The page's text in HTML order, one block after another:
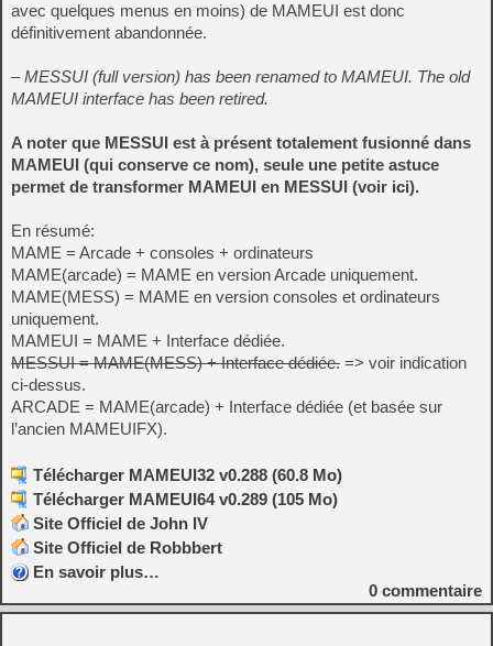
avec quelques menus en moins) de MAMEUI est donc
définitivement abandonnée.
– MESSUI (full version) has been renamed to MAMEUI. The old
MAMEUI interface has been retired.
A noter que MESSUI est à présent totalement fusionné dans
MAMEUI (qui conserve ce nom), seule une petite astuce
permet de transformer MAMEUI en MESSUI (voir ici).
En résumé:
MAME = Arcade + consoles + ordinateurs
MAME(arcade) = MAME en version Arcade uniquement.
MAME(MESS) = MAME en version consoles et ordinateurs
uniquement.
MAMEUI = MAME + Interface dédiée.
MESSUI = MAME(MESS) + Interface dédiée. => voir indication
ci-dessus.
ARCADE = MAME(arcade) + Interface dédiée (et basée sur
l’ancien MAMEUIFX).
Télécharger MAMEUI32 v0.288 (60.8 Mo)
Télécharger MAMEUI64 v0.289 (105 Mo)
Site Officiel de John IV
Site Officiel de Robbbert
En savoir plus…
0 commentaire